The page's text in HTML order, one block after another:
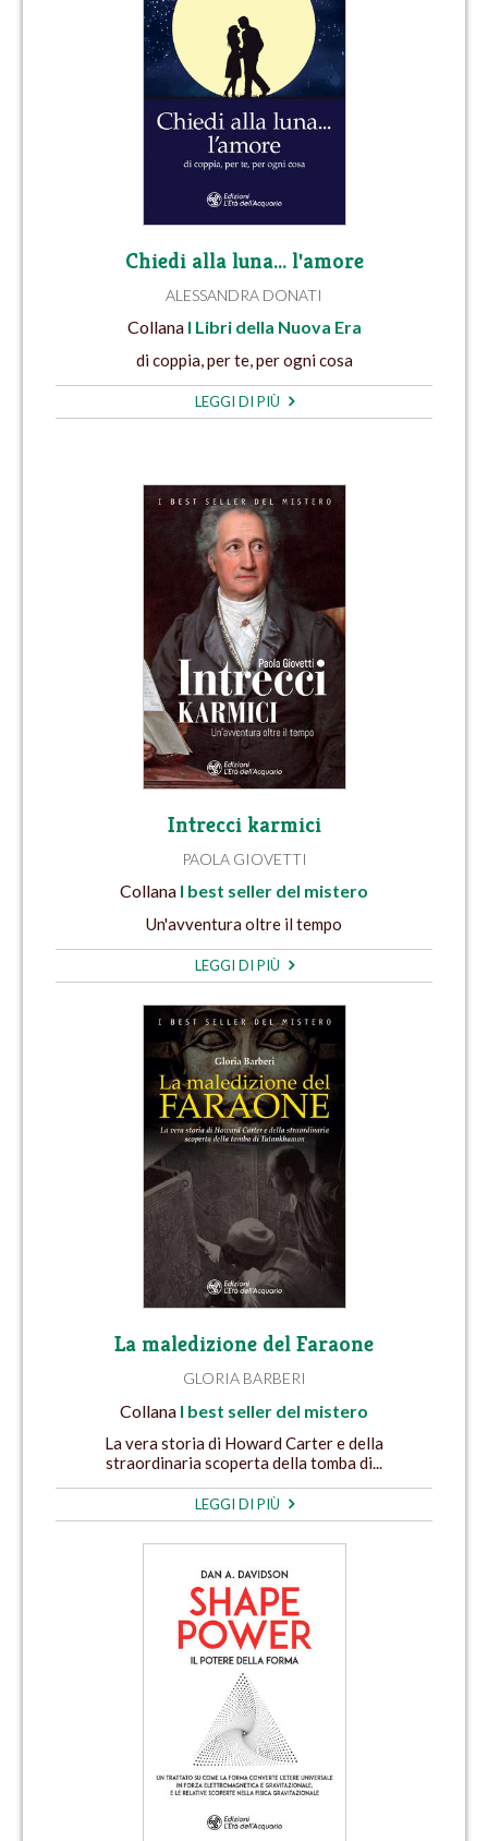
Chiedi alla luna… l'amore
ALESSANDRA DONATI
Collana I Libri della Nuova Era
di coppia, per te, per ogni cosa
LEGGI DI PIÙ
Intrecci karmici
PAOLA GIOVETTI
Collana I best seller del mistero
Un'avventura oltre il tempo
LEGGI DI PIÙ
La maledizione del Faraone
GLORIA BARBERI
Collana I best seller del mistero
La vera storia di Howard Carter e della
straordinaria scoperta della tomba di...
LEGGI DI PIÙ